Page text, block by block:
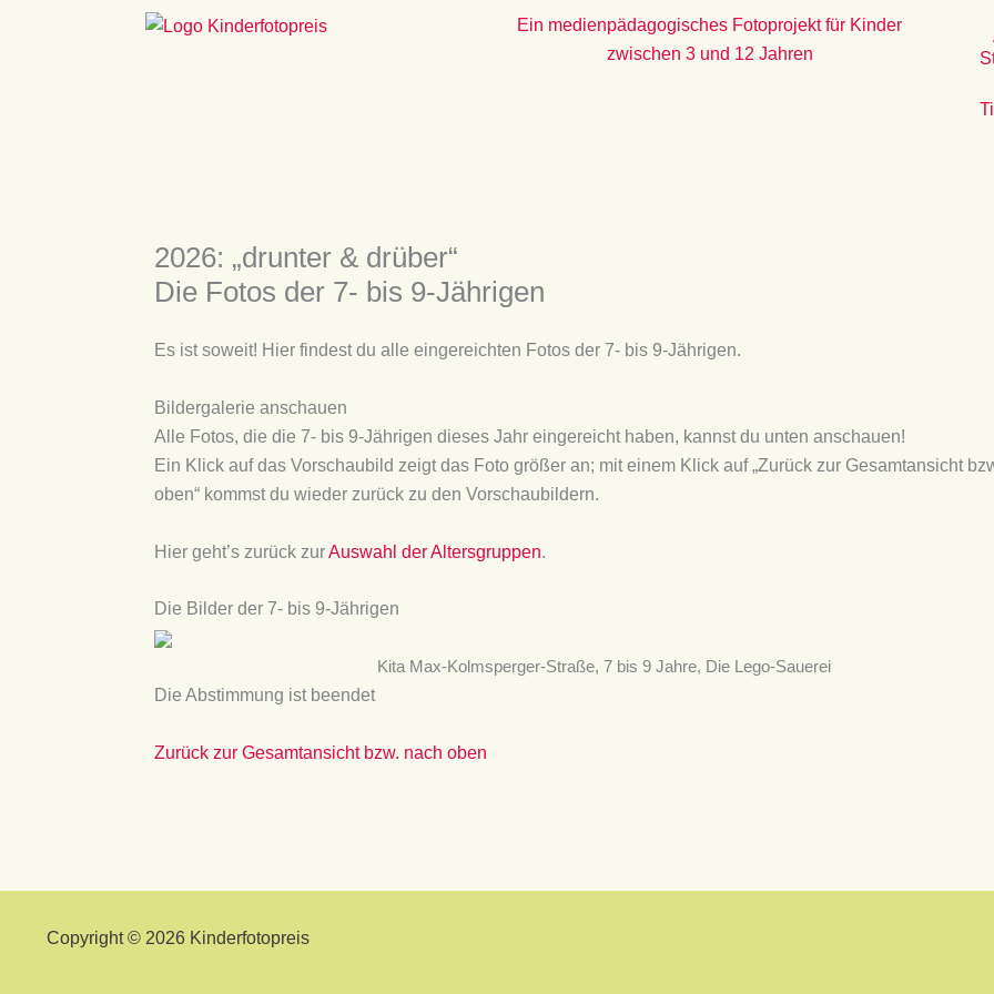
Ein medienpädagogisches Fotoprojekt für Kinder
zwischen 3 und 12 Jahren
2026: „drunter & drüber“
Die Fotos der 7- bis 9-Jährigen
Es ist soweit! Hier findest du alle eingereichten Fotos der 7- bis 9-Jährigen.
Bildergalerie anschauen
Alle Fotos, die die 7- bis 9-Jährigen dieses Jahr eingereicht haben, kannst du unten anschauen!
Ein Klick auf das Vorschaubild zeigt das Foto größer an; mit einem Klick auf „Zurück zur Gesamtansicht
oben“ kommst du wieder zurück zu den Vorschaubildern.
Hier geht’s zurück zurAuswahl der Altersgruppen.
Die Bilder der 7- bis 9-Jährigen
Kita Max-Kolmsperger-Straße, 7 bis 9 Jahre, Die Lego-Sauerei
Die Abstimmung ist beendet
Zurück zur Gesamtansicht bzw. nach oben
Copyright © 2026 Kinderfotopreis